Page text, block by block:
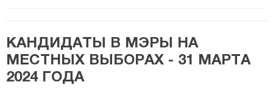
Бурдур
Бурса
Чанаккале
КАНДИДАТЫ В МЭРЫ НА
МЕСТНЫХ ВЫБОРАХ - 31 МАРТА
2024 ГОДА